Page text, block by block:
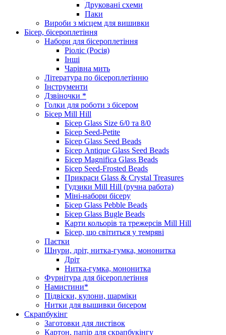
Друковані схеми
Паки
Вироби з місцем для вишивки
Бісер, бісероплетіння
Набори для бісероплетіння
Ріоліс (Росія)
Інші
Чарівна мить
Література по бісероплетінню
Інструменти
Дзвіночки *
Голки для роботи з бісером
Бісер Mill Hill
Бісер Glass Size 6/0 та 8/0
Бісер Seed-Petite
Бісер Glass Seed Beads
Бісер Antique Glass Seed Beads
Бісер Magnifica Glass Beads
Бісер Seed-Frosted Beads
Прикраси Glass & Crystal Treasures
Гудзики Mill Hill (ручна работа)
Міні-набори бісеру
Бісер Glass Pebble Beads
Бісер Glass Bugle Beads
Карти кольорів та трежерсів Mill Hill
Бісер, що світиться у темряві
Паєтки
Шнури, дріт, нитка-гумка, мононитка
Дріт
Нитка-гумка, мононитка
Фурнітура для бісероплетіння
Намистини*
Підвіски, кулони, шарміки
Нитки для вышивки бисером
Скрапбукінг
Заготовки для листівок
Картон, папір для скрапбукінгу